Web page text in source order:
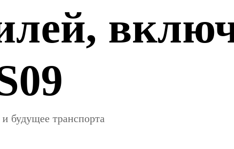
будущее транспорта